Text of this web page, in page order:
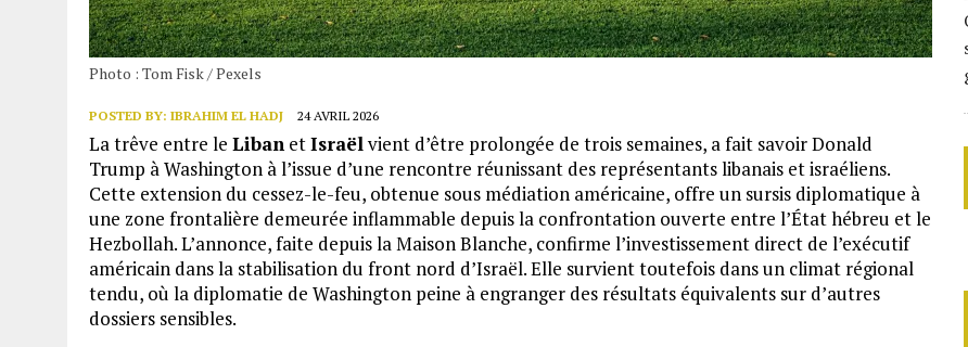
Photo : Tom Fisk / Pexels
POSTED BY: IBRAHIM EL HADJ 24 AVRIL 2026
La trêve entre le Liban etIsraëlvient d’être prolongée de trois semaines, a fait savoir Donald
Trump à Washington à l’issue d’une rencontre réunissant des représentants libanais et israéliens.
Cette extension du cessez-le-feu, obtenue sous médiation américaine, offre un sursis diplomatique à
une zone frontalière demeurée inflammable depuis la confrontation ouverte entre l’État hébreu et le
Hezbollah. L’annonce, faite depuis la Maison Blanche, confirme l’investissement direct de l’exécutif
américain dans la stabilisation du front nord d’Israël. Elle survient toutefois dans un climat régional
tendu, où la diplomatie de Washington peine à engranger des résultats équivalents sur d’autres
dossiers sensibles.